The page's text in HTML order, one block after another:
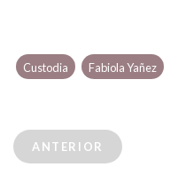
Custodia Fabiola Yañez
ANTERIOR